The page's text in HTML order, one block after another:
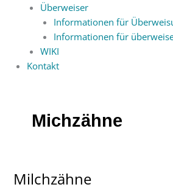
Überweiser
Informationen für
Informationen für
WIKI
Kontakt
Michzähne
Milchzähne
Milchzähne